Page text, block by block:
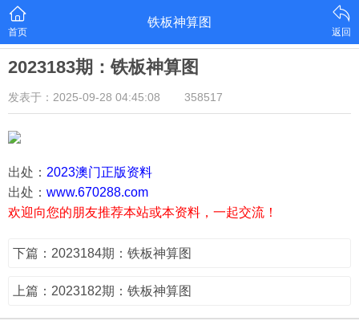
首页
铁板神算图
返回
2023183期：铁板神算图
发表于：2025-09-28 04:45:08 358517
出处： 2023澳门正版资料
出处： www.670288.com
欢迎向您的朋友推荐本站或本资料，一起交流！
下篇：2023184期：铁板神算图
上篇：2023182期：铁板神算图